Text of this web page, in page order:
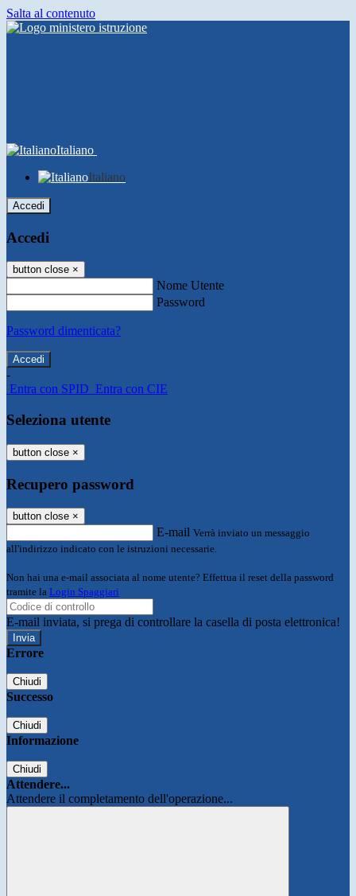
Salta al contenuto
Italiano
Italiano
Accedi
Accedi
button close ×
Nome Utente
Password
Password dimenticata?
-
Entra con SPID Entra con CIE
Seleziona utente
button close ×
Recupero password
button close ×
E-mail Verrà inviato un messaggio
all'indirizzo indicato con le istruzioni necessarie.
Non hai una e-mail associata al nome utente? Effettua il reset della password
tramite la Login Spaggiari
E-mail inviata, si prega di controllare la casella di posta elettronica!
Errore
Chiudi
Successo
Chiudi
Informazione
Chiudi
Attendere...
Attendere il completamento dell'operazione...